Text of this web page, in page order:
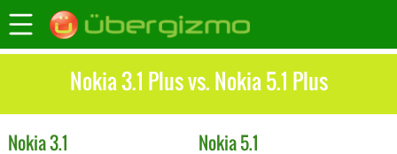
Nokia 3.1 Plus vs. Nokia 5.1 Plus
Nokia3.1
Nokia5.1